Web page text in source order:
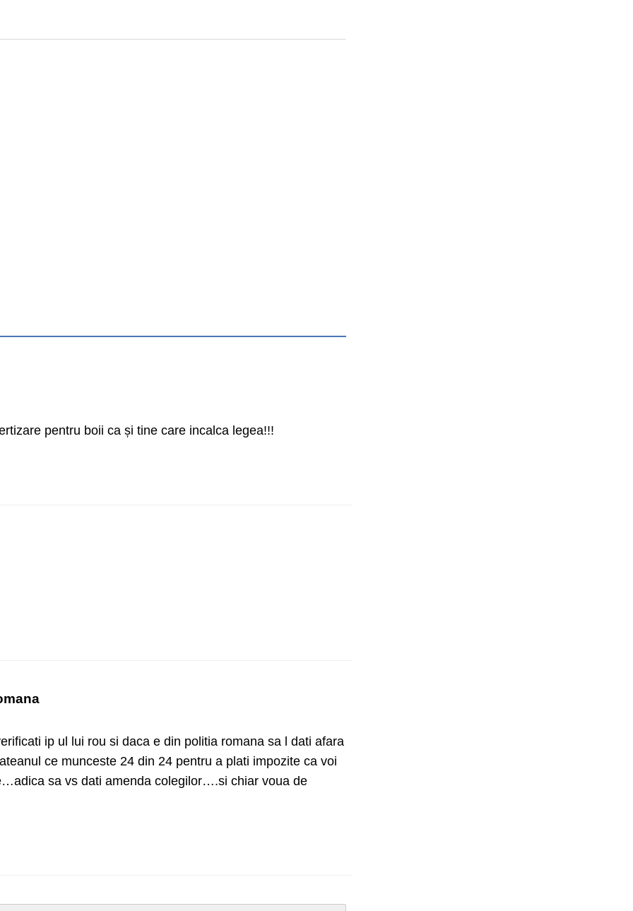
pentru boii ca și tine care incalca legea!!!
ip ul lui rou si daca e din politia romana sa l dati afara
ce munceste 24 din 24 pentru a plati impozite ca voi
sa vs dati amenda colegilor….si chiar voua de